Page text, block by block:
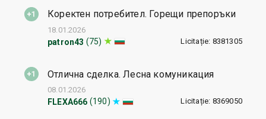
Коректен потребител. Горещи препоръки
patron43 (75) Licitație: 8381305
18.01.2026
Отлична сделка. Лесна комуникация
FLEXA666 (190) Licitație: 8369050
08.01.2026